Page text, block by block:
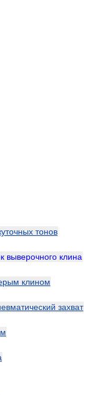
тонов
выверочного клина
клином
захват